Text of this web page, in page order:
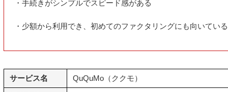
・手続きがシンプルでスピード感がある
・少額から利用でき、初めてのファクタリングにも向いている
サービス名 QuQuMo（ククモ）